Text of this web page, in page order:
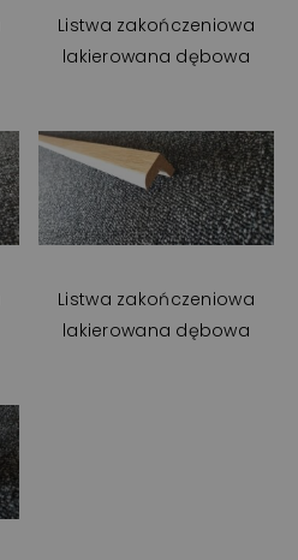
Listwa zakończeniowa
lakierowana dębowa
Listwa zakończeniowa
lakierowana dębowa